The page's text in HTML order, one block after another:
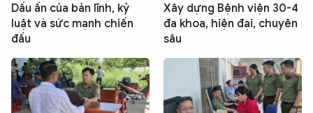
Dấu ấn của bản lĩnh, kỷ
luật và sức mạnh chiến
đấu
Xây dựng Bệnh viện 30-4
đa khoa, hiện đại, chuyên
sâu